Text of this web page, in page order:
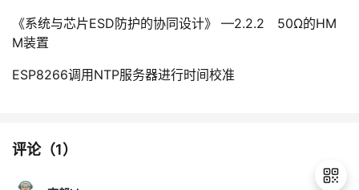
《系统与芯片ESD防护的协同设计》 —2.2.2 50Ω的HM
M装置
ESP8266调用NTP服务器进行时间校准
评论（1）